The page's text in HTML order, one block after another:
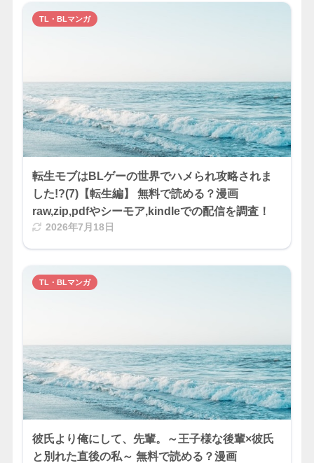
転生モブはBLゲーの世界でハメられ攻略されま
した!?(7)【転生編】 無料で読める？漫画
raw,zip,pdfやシーモア,kindleでの配信を調査！
2026年7月18日
TL・BLマンガ
彼氏より俺にして、先輩。～王子様な後輩×彼氏
と別れた直後の私～ 無料で読める？漫画
TL・BLマンガ